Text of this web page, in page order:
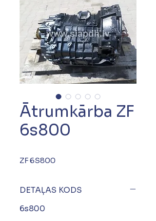
Ātrumkārba ZF
6s800
ZF 6S800
DETAĻAS KODS
6s800